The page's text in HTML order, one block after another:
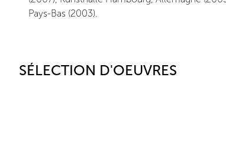
Pays-Bas (2003).
SÉLECTION D'OEUVRES